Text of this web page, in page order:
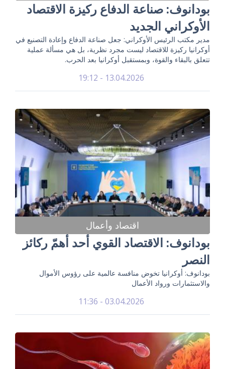
بودانوف: صناعة الدفاع ركيزة الاقتصاد
الأوكراني الجديد
مدير مكتب الرئيس الأوكراني: جعل صناعة الدفاع وإعادة التصنيع في
أوكرانيا ركيزة للاقتصاد ليست مجرد نظرية، بل هي مسألة عملية
تتعلق بالبقاء والقوة، وبمستقبل أوكرانيا بعد الحرب.
13.04.2026 - 19:12
اقتصاد وأعمال
بودانوف: الاقتصاد القوي أحد أهمّ ركائز
النصر
بودانوف: أوكرانيا تخوض منافسة عالمية على رؤوس الأموال
والاستثمارات ورواد الأعمال
03.04.2026 - 11:36